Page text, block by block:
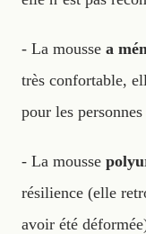
- La mousse a
très confortable,
pour les
- La mousse
résilience (elle
avoir été